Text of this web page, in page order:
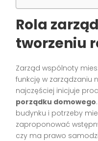
Rola
tworzeniu
Zarząd wspólnoty
funkcję w zarządzaniu
najczęściej inicjuje
porządku domowego
budynku i potrzeby
zaproponować
czy ma prawo